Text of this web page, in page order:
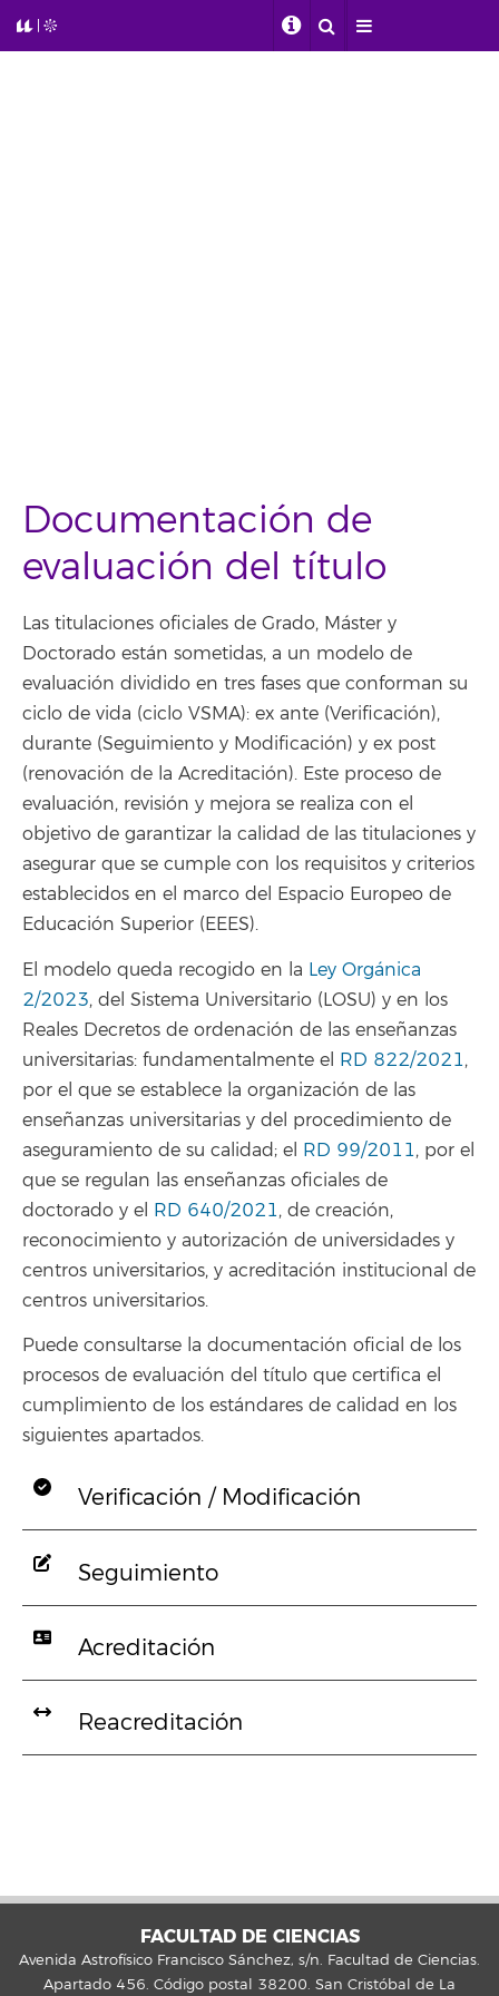
Documentación de
evaluación del título
Las titulaciones oficiales de Grado, Máster y
Doctorado están sometidas, a un modelo de
evaluación dividido en tres fases que conforman su
ciclo de vida (ciclo VSMA): ex ante (Verificación),
durante (Seguimiento y Modificación) y ex post
(renovación de la Acreditación). Este proceso de
evaluación, revisión y mejora se realiza con el
objetivo de garantizar la calidad de las titulaciones y
asegurar que se cumple con los requisitos y criterios
establecidos en el marco del Espacio Europeo de
Educación Superior (EEES).
El modelo queda recogido en la Ley Orgánica
2/2023, del Sistema Universitario (LOSU) y en los
Reales Decretos de ordenación de las enseñanzas
universitarias: fundamentalmente el RD 822/2021,
por el que se establece la organización de las
enseñanzas universitarias y del procedimiento de
aseguramiento de su calidad; el RD 99/2011, por el
que se regulan las enseñanzas oficiales de
doctorado y el RD 640/2021, de creación,
reconocimiento y autorización de universidades y
centros universitarios, y acreditación institucional de
centros universitarios.
Puede consultarse la documentación oficial de los
procesos de evaluación del título que certifica el
cumplimiento de los estándares de calidad en los
siguientes apartados.
Verificación / Modificación
Seguimiento
Acreditación
Reacreditación
FACULTAD DE CIENCIAS
Avenida Astrofísico Francisco Sánchez, s/n. Facultad de Ciencias.
Apartado 456. Código postal 38200. San Cristóbal de La